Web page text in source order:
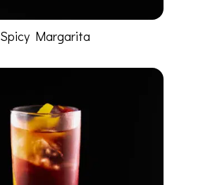
Spicy Margarita